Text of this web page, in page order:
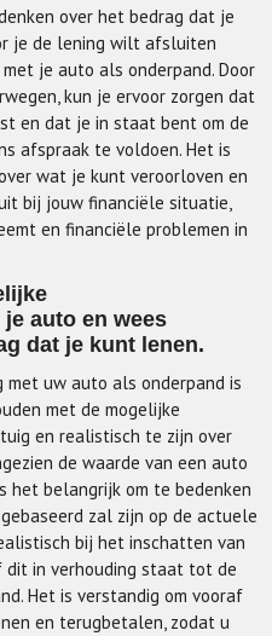
over het bedrag dat je
je de lening wilt afsluiten
je auto als onderpand. Door
kun je ervoor zorgen dat
en dat je in staat bent om de
afspraak te voldoen. Het is
wat je kunt veroorloven en
bij jouw financiële situatie,
en financiële problemen in
auto en wees
dat je kunt lenen.
met uw auto als onderpand is
met de mogelijke
en realistisch te zijn over
de waarde van een auto
het belangrijk om te bedenken
zal zijn op de actuele
bij het inschatten van
in verhouding staat tot de
Het is verstandig om vooraf
en terugbetalen, zodat u